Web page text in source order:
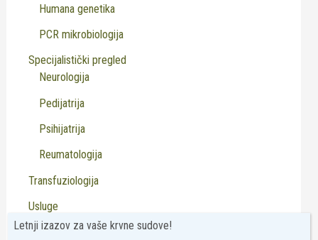
Humana genetika
PCR mikrobiologija
Specijalistički pregled
Neurologija
Pedijatrija
Psihijatrija
Reumatologija
Transfuziologija
Usluge
Virusologija
Letnji izazov za vaše krvne sudove!